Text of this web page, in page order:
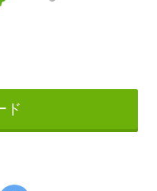
ド